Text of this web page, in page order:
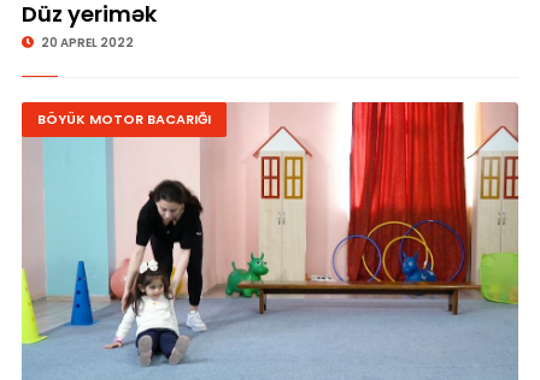
Düz yerimək
20 APREL 2022
BÖYÜK MOTOR BACARIĞI